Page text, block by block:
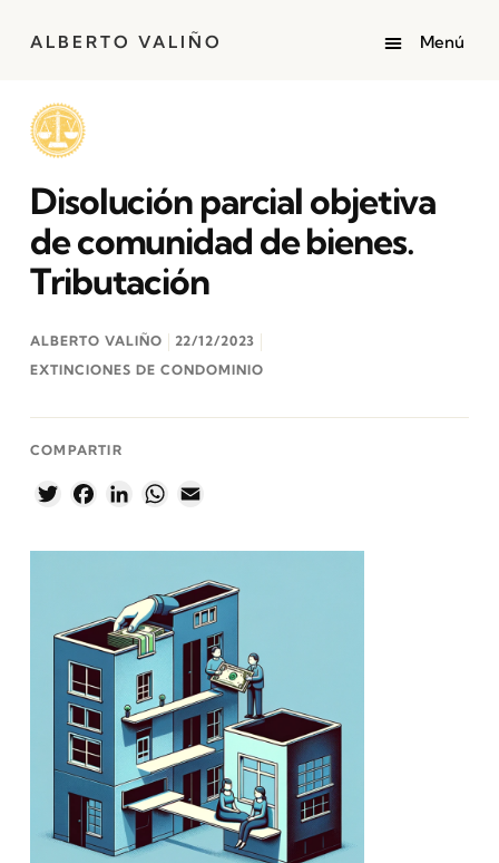
ALBERTO VALIÑO
Disolución parcial objetiva
de comunidad de bienes.
Tributación
ALBERTO VALIÑO
22/12/2023
EXTINCIONES DE CONDOMINIO
COMPARTIR
TwitterFacebookLinkedInWhatsApp